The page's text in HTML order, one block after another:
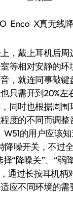
Enco X真无线
戴上耳机后周
等相对安静的环
，就连同事敲键
只需开到20%左
同时也根据周围
度的不同而调整
的用户应该
降噪开关，不过
“降噪关”、“弱
通过长按耳机柄
应不同环境的需